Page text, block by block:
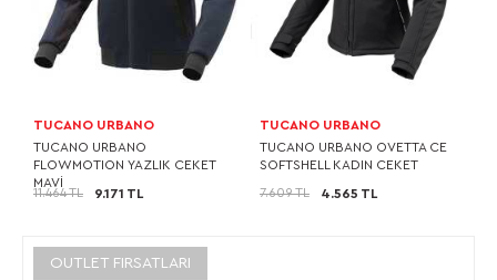
TUCANO URBANO
TUCANO URBANO
FLOWMOTION YAZLIK CEKET
MAVİ
11.464 TL 9.171 TL
TUCANO URBANO
TUCANO URBANO OVETTA CE
SOFTSHELL KADIN CEKET
7.609 TL 4.565 TL
OUTLET FIRSATLARI